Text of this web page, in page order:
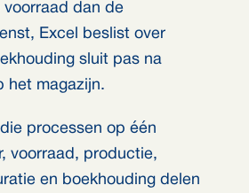
voorraad dan de
Excel beslist over
sluit pas na
het magazijn.
processen op één
voorraad, productie,
en boekhouding delen